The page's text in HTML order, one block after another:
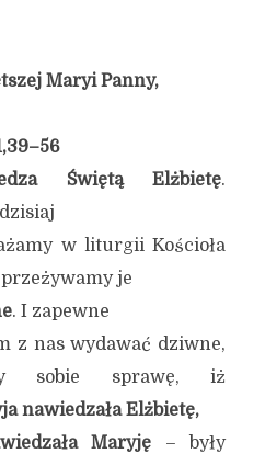
Maryi Panny,
Świętą Elżbietę.
w liturgii Kościoła
je
. I zapewne
z nas wydawać dziwne,
sobie sprawę, iż
nawiedzała Elżbietę,
Maryję – były